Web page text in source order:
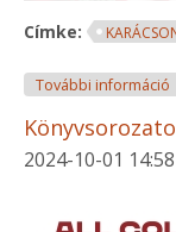
Címke:
További információ
2024-10-01 14:58